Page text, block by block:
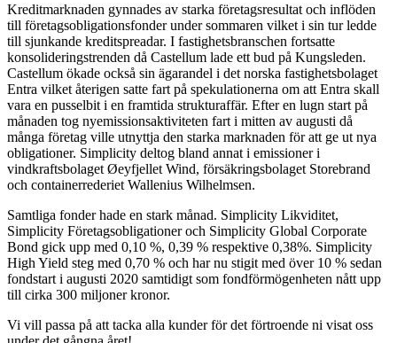
Kreditmarknaden gynnades av starka företagsresultat och inflöden
till företagsobligationsfonder under sommaren vilket i sin tur ledde
till sjunkande kreditspreadar. I fastighetsbranschen fortsatte
konsolideringstrenden då Castellum lade ett bud på Kungsleden.
Castellum ökade också sin ägarandel i det norska fastighetsbolaget
Entra vilket återigen satte fart på spekulationerna om att Entra skall
vara en pusselbit i en framtida strukturaffär. Efter en lugn start på
månaden tog nyemissionsaktiviteten fart i mitten av augusti då
många företag ville utnyttja den starka marknaden för att ge ut nya
obligationer. Simplicity deltog bland annat i emissioner i
vindkraftsbolaget Øeyfjellet Wind, försäkringsbolaget Storebrand
och containerrederiet Wallenius Wilhelmsen.
Samtliga fonder hade en stark månad. Simplicity Likviditet,
Simplicity Företagsobligationer och Simplicity Global Corporate
Bond gick upp med 0,10 %, 0,39 % respektive 0,38%. Simplicity
High Yield steg med 0,70 % och har nu stigit med över 10 % sedan
fondstart i augusti 2020 samtidigt som fondförmögenheten nått upp
till cirka 300 miljoner kronor.
Vi vill passa på att tacka alla kunder för det förtroende ni visat oss